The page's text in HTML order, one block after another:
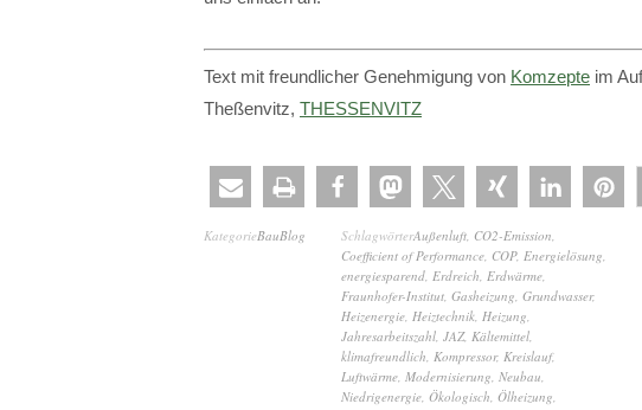
Text mit freundlicher Genehmigung von Komzepte im
Theßenvitz, THESSENVITZ
KategorieBauBlog SchlagwörterAußenluft CO2-Emission
Coefficient of Performance COP, Energielösung
energiesparend Erdreich Erdwärme
Fraunhofer-Institut Gasheizung Grundwasser,
Heizenergie Heiztechnik Heizung
Jahresarbeitszahl JAZ, Kältemittel
klimafreundlich Kompressor, Kreislauf,
Luftwärme Modernisierung Neubau
Niedrigenergie Ökologisch Ölheizung